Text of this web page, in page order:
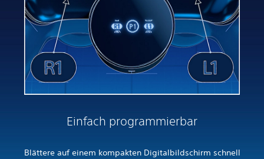
Einfach programmierbar
Blättere auf einem kompakten Digitalbildschirm schnell